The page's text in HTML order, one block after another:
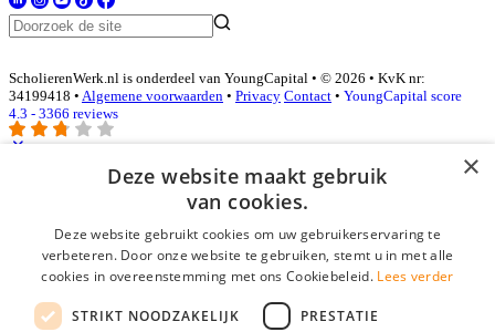
ScholierenWerk.nl is onderdeel van YoungCapital • © 2026 • KvK nr:
34199418 • Algemene voorwaarden • Privacy Contact • YoungCapital score
4.3 - 3366 reviews
E-mail*
Wachtwoord
login gegevens onthouden
×
Deze website maakt gebruik
van cookies.
Deze website gebruikt cookies om uw gebruikerservaring te
verbeteren. Door onze website te gebruiken, stemt u in met alle
cookies in overeenstemming met ons Cookiebeleid. Lees verder
STRIKT NOODZAKELIJK PRESTATIE